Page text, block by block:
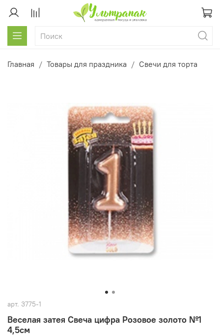
Главная Товары для праздника Свечи для торта
арт. 3775-1
Веселая затея Свеча цифра Розовое золото №1
4,5см